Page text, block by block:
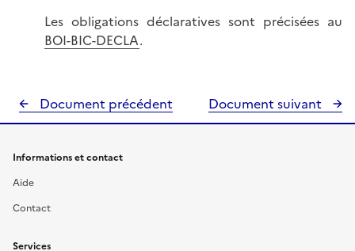
Les obligations déclaratives sont précisées au
BOI-BIC-DECLA.
Document précédent Document suivant
Informations et contact
Aide
Contact
Services